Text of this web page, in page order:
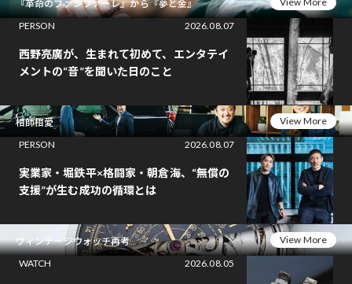
『革命のファンファーレ』から『夢と金』
PERSON
2026.08.07
西野亮廣が、生まれて初めて、エンタテイ
メントの“音”を聞いた日のこと
相師相愛
View More
PERSON
2026.08.07
実業家・堀鉄平×格闘家・朝倉海、“無償の
支援”が生む成功の循環とは
ヴィンテージウォッチ再考
View More
WATCH
2026.08.05